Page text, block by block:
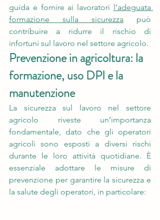
guida e fornire ai lavoratori l’adeguata
formazione sulla sicurezza può
contribuire a ridurre il rischio di
infortuni sul lavoro nel settore agricolo.
Prevenzione in agricoltura: la
formazione, uso DPI e la
manutenzione
La sicurezza sul lavoro nel settore
agricolo riveste un’importanza
fondamentale, dato che gli operatori
agricoli sono esposti a diversi rischi
durante le loro attività quotidiane. È
essenziale adottare le misure di
prevenzione per garantire la sicurezza e
la salute degli operatori, in particolare: